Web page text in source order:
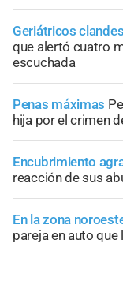
Geriátricos
que alertó cuatro
escuchada
Penas máximas
hija por el crimen
Encubrimiento
reacción de sus
En la zona
pareja en auto